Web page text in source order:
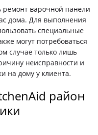
варочной панели
дома. Для выполнения
специальные
могут потребоваться
случае только лишь
неисправности и
на дому у клиента.
район